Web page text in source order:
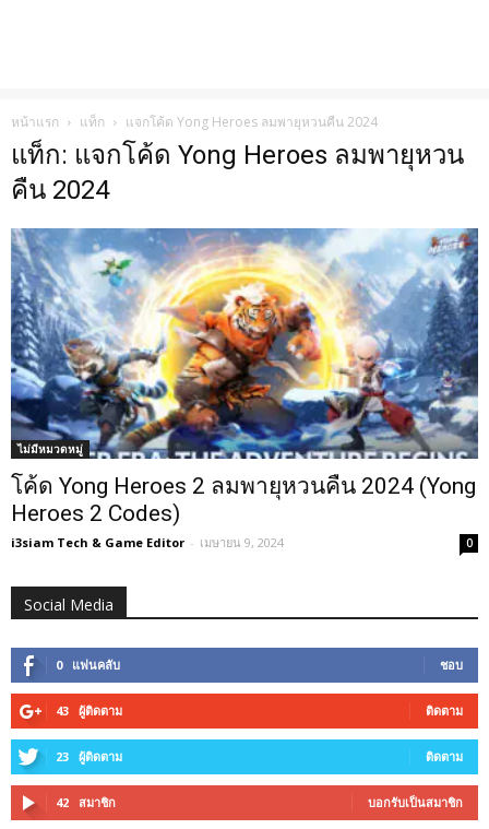
หน้าแรก แท็ก แจกโค้ด Yong Heroes ลมพายุหวนคืน 2024
แท็ก: แจกโค้ด Yong Heroes ลมพายุหวน
คืน 2024
ไม่มีหมวดหมู่
โค้ด Yong Heroes 2 ลมพายุหวนคืน 2024 (Yong
Heroes 2 Codes)
i3siam Tech & Game Editor - เมษายน 9, 2024 0
Social Media
0 แฟนคลับ ชอบ
43 ผู้ติดตาม ติดตาม
23 ผู้ติดตาม ติดตาม
42 สมาชิก บอกรับเป็นสมาชิก